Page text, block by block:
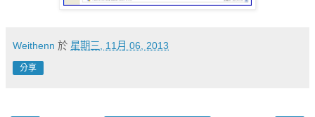
Weithenn 於 星期三, 11月 06, 2013
分享